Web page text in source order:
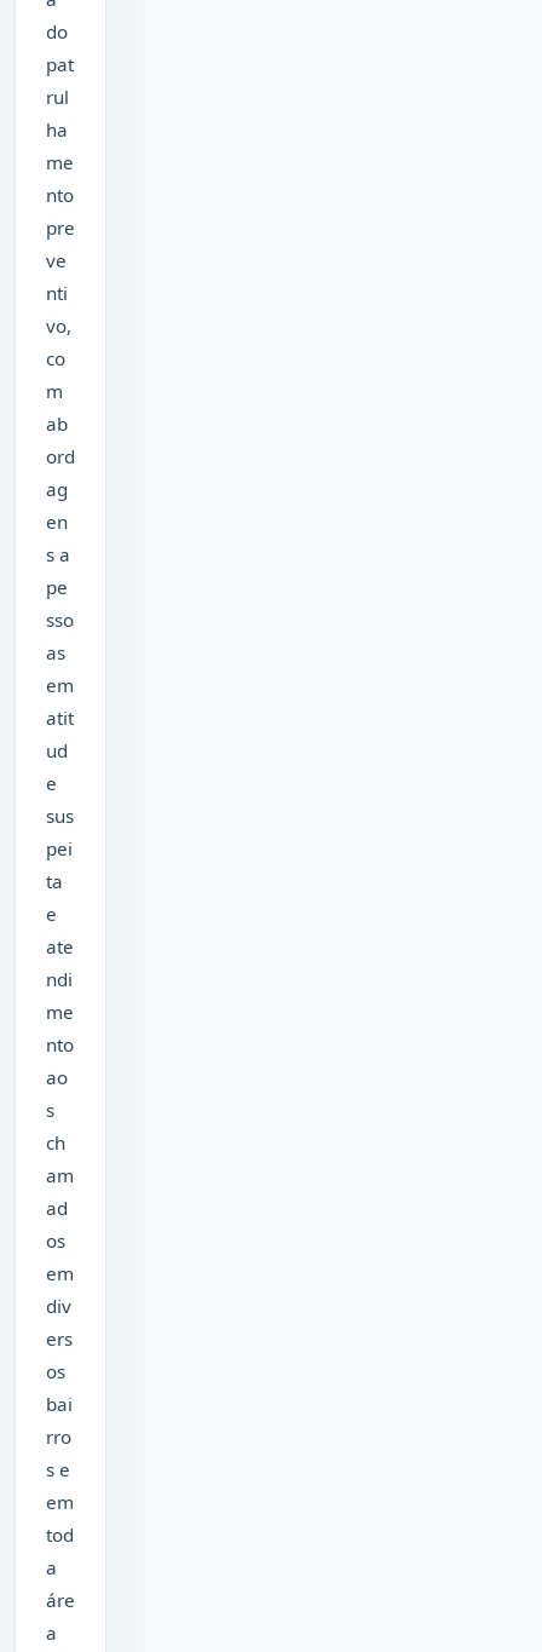
do
pat
rul
ha
me
nto
pre
ve
nti
vo,
co
m
ab
ord
ag
en
s a
pe
sso
as
em
atit
ud
e
sus
pei
ta
e
ate
ndi
me
nto
ao
s
ch
am
ad
os
em
div
ers
os
bai
rro
s e
em
tod
a
áre
a